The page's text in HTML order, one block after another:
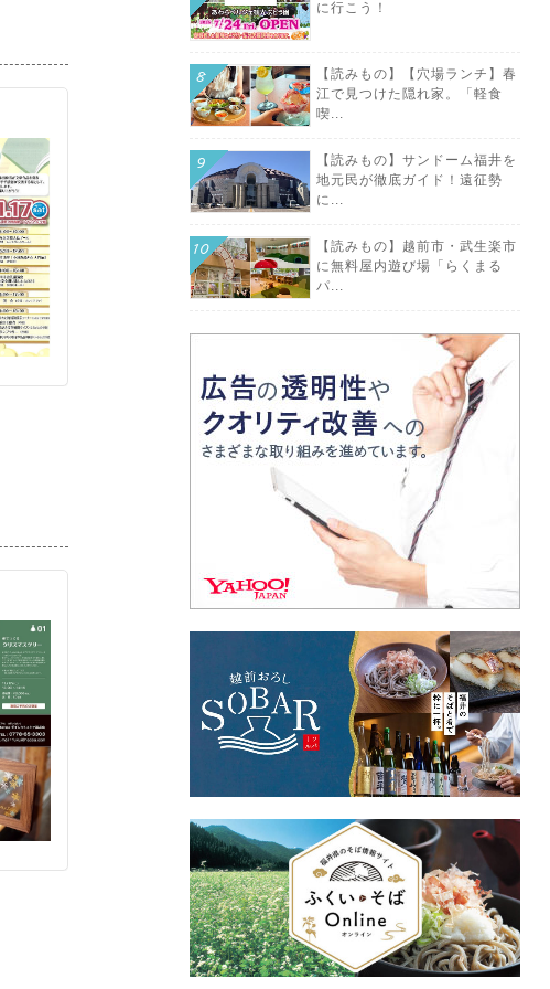
に行こう！
【読みもの】【穴場ランチ】春
江で見つけた隠れ家。「軽食
喫...
【読みもの】サンドーム福井を
地元民が徹底ガイド！遠征勢
に...
【読みもの】越前市・武生楽市
に無料屋内遊び場「らくまる
パ...